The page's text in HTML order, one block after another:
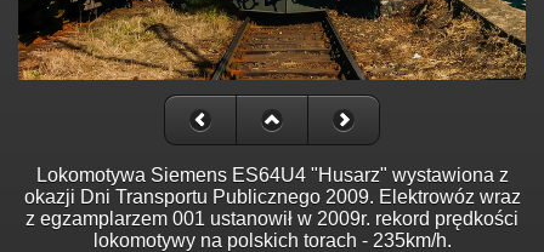
Lokomotywa Siemens ES64U4 "Husarz" wystawiona z
okazji Dni Transportu Publicznego 2009. Elektrowóz wraz
z egzamplarzem 001 ustanowił w 2009r. rekord prędkości
lokomotywy na polskich torach - 235km/h.